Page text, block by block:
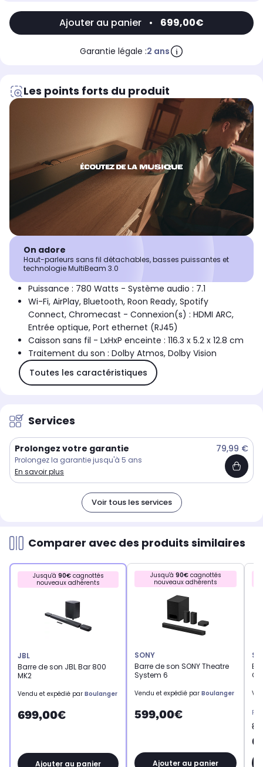
Ajouter au panier • 699,00€
Garantie légale :2 ans
Les points forts du produit
On adore
Haut-parleurs sans fil détachables, basses puissantes et
technologie MultiBeam 3.0
Puissance : 780 Watts - Système audio : 7.1
Wi-Fi, AirPlay, Bluetooth, Roon Ready, Spotify
Connect, Chromecast - Connexion(s) : HDMI ARC,
Entrée optique, Port ethernet (RJ45)
Caisson sans fil - LxHxP enceinte : 116.3 x 5.2 x 12.8 cm
Traitement du son : Dolby Atmos, Dolby Vision
Toutes les caractéristiques
Services
Prolongez votre garantie 79,99 €
Prolongez la garantie jusqu'à 5 ans
En savoir plus
Voir tous les services
Comparer avec des produits similaires
Jusqu'à 90€cagnottés
nouveaux adhérents
JBL
Barre de son JBL Bar 800
MK2
Vendu et expédié par Boulanger
699,00€
Ajouter au panier
Jusqu'à 90€cagnottés
nouveaux adhérents
SONY
Barre de son SONY Theatre
System 6
Vendu et expédié par Boulanger
599,00€
Ajouter au panier